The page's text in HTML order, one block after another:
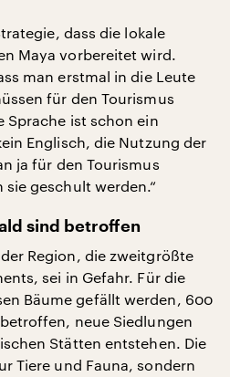
dass die lokale
Maya vorbereitet wird.
man erstmal in die Leute
für den Tourismus
Sprache ist schon ein
Englisch, die Nutzung der
ja für den Tourismus
geschult werden.“
sind betroffen
Region, die zweitgrößte
sei in Gefahr. Für die
Bäume gefällt werden, 600
neue Siedlungen
Stätten entstehen. Die
Tiere und Fauna, sondern